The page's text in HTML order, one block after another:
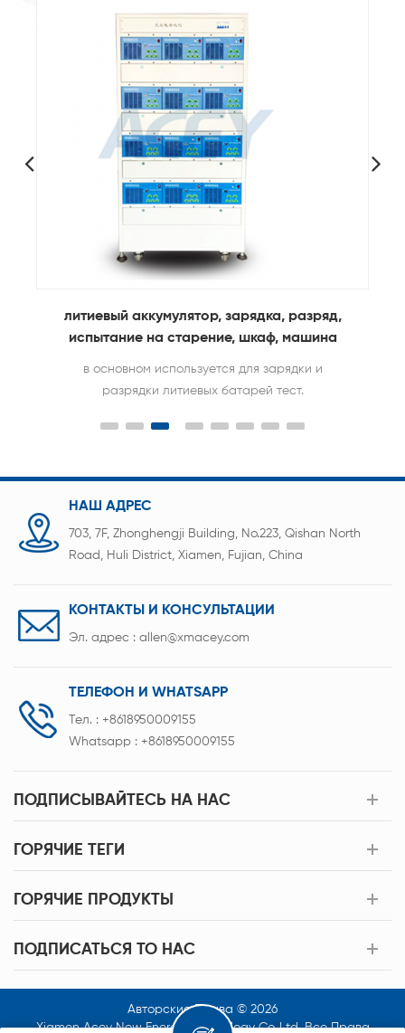
литиевый аккумулятор, зарядка, разряд,
испытание на старение, шкаф, машина
в основном используется для зарядки и
разрядки литиевых батарей тест.
НАШ АДРЕС
703, 7F, Zhonghengji Building, No.223, Qishan North
Road, Huli District, Xiamen, Fujian, China
КОНТАКТЫ И КОНСУЛЬТАЦИИ
Эл. адрес : allen@xmacey.com
ТЕЛЕФОН И WHATSAPP
Тел. : +8618950009155
Whatsapp : +8618950009155
ПОДПИСЫВАЙТЕСЬ НА НАС
ГОРЯЧИЕ ТЕГИ
ГОРЯЧИЕ ПРОДУКТЫ
ПОДПИСАТЬСЯ TO НАС
Авторские Права © 2026
Xiamen Acey New Energy Technology Co.,Ltd. Все Права